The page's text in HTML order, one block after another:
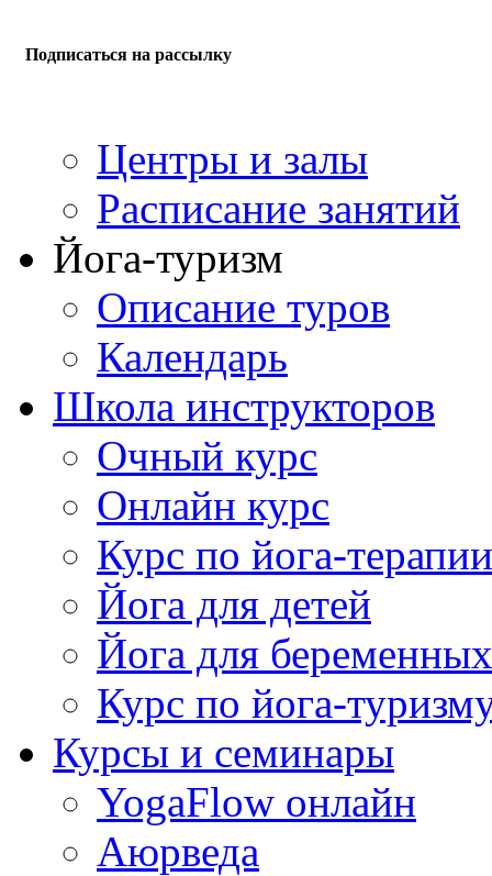
Подписаться на рассылку
Центры и залы
Расписание занятий
Йога-туризм
Описание туров
Календарь
Школа инструкторов
Очный курс
Онлайн курс
Курс по йога-терапии
Йога для детей
Йога для беременных
Курс по йога-
Курсы и семинары
YogaFlow онлайн
Аюрведа